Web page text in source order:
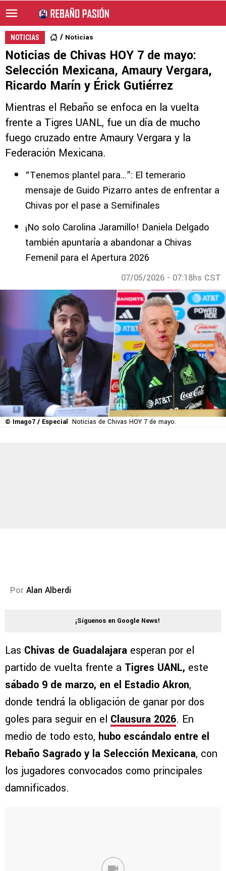
NOTICIAS Noticias
Noticias de Chivas HOY 7 de mayo:
Selección Mexicana, Amaury Vergara,
Ricardo Marín y Érick Gutiérrez
Mientras el Rebaño se enfoca en la vuelta
frente a Tigres UANL, fue un día de mucho
fuego cruzado entre Amaury Vergara y la
Federación Mexicana.
“Tenemos plantel para…”: El temerario
mensaje de Guido Pizarro antes de enfrentar a
Chivas por el pase a Semifinales
¡No solo Carolina Jaramillo! Daniela Delgado
también apuntaría a abandonar a Chivas
Femenil para el Apertura 2026
07/05/2026 - 07:18hs CST
© Imago7 / Especial Noticias de Chivas HOY 7 de mayo.
Por Alan Alberdi
¡Síguenos en Google News!
Las Chivas de Guadalajara esperan por el
partido de vuelta frente a Tigres UANL, este
sábado 9 de marzo, en el Estadio Akron,
donde tendrá la obligación de ganar por dos
goles para seguir en el Clausura 2026. En
medio de todo esto, hubo escándalo entre el
Rebaño Sagrado y la Selección Mexicana, con
los jugadores convocados como principales
damnificados.